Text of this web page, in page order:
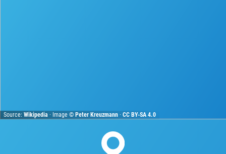
Source:Wikipedia · Image ©Peter Kreuzmann ·CC BY-SA 4.0